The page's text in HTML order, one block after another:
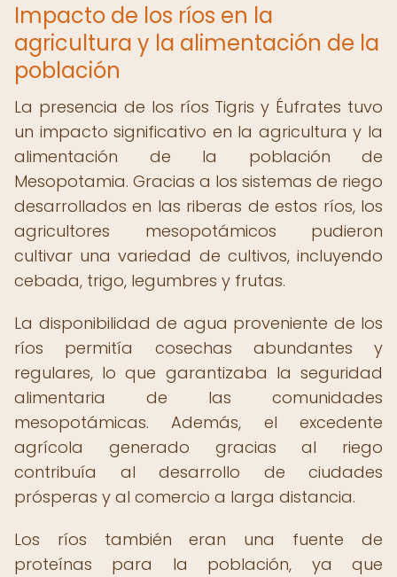
Impacto de los ríos en la
agricultura y la alimentación de la
población
La presencia de los ríos Tigris y Éufrates tuvo
un impacto significativo en la agricultura y la
alimentación de la población de
Mesopotamia. Gracias a los sistemas de riego
desarrollados en las riberas de estos ríos, los
agricultores mesopotámicos pudieron
cultivar una variedad de cultivos, incluyendo
cebada, trigo, legumbres y frutas.
La disponibilidad de agua proveniente de los
ríos permitía cosechas abundantes y
regulares, lo que garantizaba la seguridad
alimentaria de las comunidades
mesopotámicas. Además, el excedente
agrícola generado gracias al riego
contribuía al desarrollo de ciudades
prósperas y al comercio a larga distancia.
Los ríos también eran una fuente de
proteínas para la población, ya que